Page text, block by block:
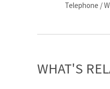
Telephone /
WHAT'S